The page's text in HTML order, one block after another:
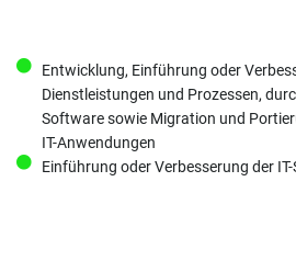
Entwicklung, Einführung oder
Dienstleistungen und Prozessen,
Software sowie Migration und
IT-Anwendungen
Einführung oder Verbesserung der